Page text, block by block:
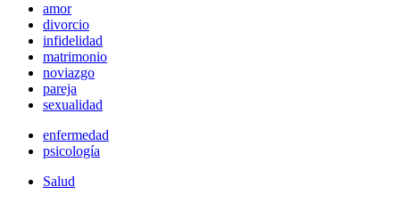
amor
divorcio
infidelidad
matrimonio
noviazgo
pareja
sexualidad
enfermedad
psicología
Salud